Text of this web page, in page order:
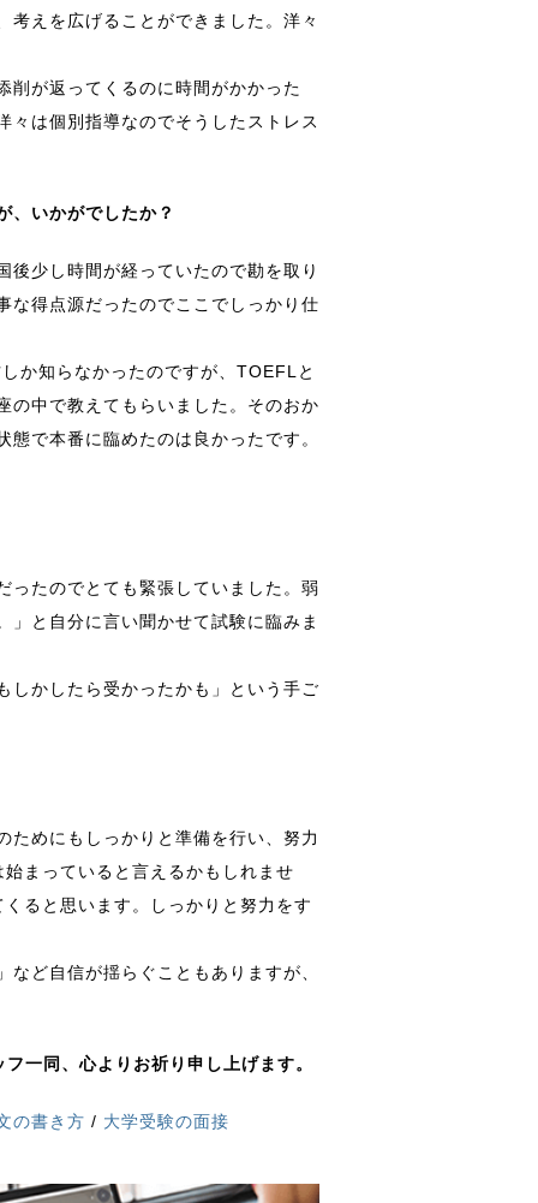
えを広げることができました。洋々
削が返ってくるのに時間がかかった
々は個別指導なのでそうしたストレス
、いかがでしたか？
少し時間が経っていたので勘を取り
な得点源だったのでここでしっかり仕
か知らなかったのですが、TOEFLと
の中で教えてもらいました。そのおか
で本番に臨めたのは良かったです。
ったのでとても緊張していました。弱
と自分に言い聞かせて試験に臨みま
しかしたら受かったかも」という手ご
ためにもしっかりと準備を行い、努力
まっていると言えるかもしれませ
ると思います。しっかりと努力をす
ど自信が揺らぐこともありますが、
一同、心よりお祈り申し上げます。
の書き方 / 大学受験の面接